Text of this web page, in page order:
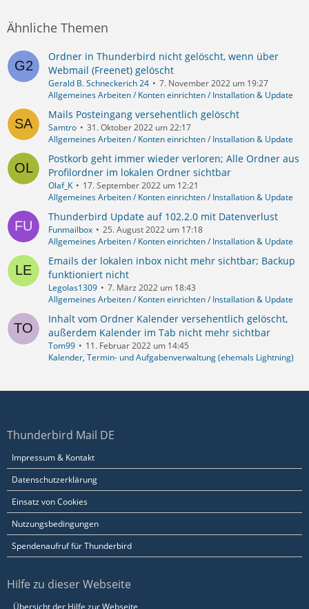
Ähnliche Themen
Ordner in Thunderbird nicht gelöscht, wenn über
Webmail (Freenet) gelöscht
Gerald B. Schneckerich 24
7. November 2022 um 19:27
Allgemeines Arbeiten / Konten einrichten / Installation & Update
Mails Posteingang versehentlich gelöscht
Samtro
31. Oktober 2022 um 22:17
Allgemeines Arbeiten / Konten einrichten / Installation & Update
Postkorb geht immer wieder verloren; Alle Ordner aus
Profilordner im lokalen Ordner sichtbar
Olaf_K
17. September 2022 um 12:21
Allgemeines Arbeiten / Konten einrichten / Installation & Update
Thunderbird Update auf 102.2.0 mit Datenverlust
Funmailbox
25. August 2022 um 17:18
Allgemeines Arbeiten / Konten einrichten / Installation & Update
Emails der lokalen inbox nicht mehr sichtbar; Backup
funktioniert nicht
Legolas1309
7. März 2022 um 18:43
Allgemeines Arbeiten / Konten einrichten / Installation & Update
Inhalt vom Ordner Kalender versehentlich gelöscht,
außerdem Kalender im Tab nicht mehr sichtbar
Tom99
11. Februar 2022 um 14:45
Kalender, Termin- und Aufgabenverwaltung (ehemals Lightning)
Thunderbird Mail DE
Impressum & Kontakt
Datenschutzerklärung
Einsatz von Cookies
Nutzungsbedingungen
Spendenaufruf für Thunderbird
Hilfe zu dieser Webseite